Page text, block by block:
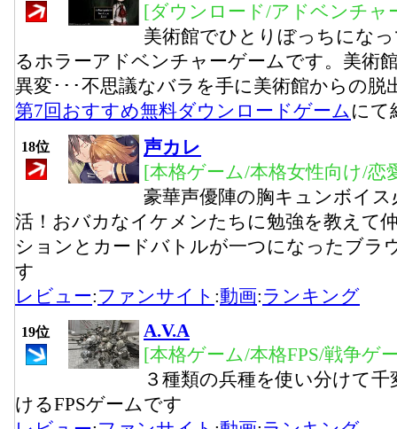
[ダウンロード/アドベンチャ
美術館でひとりぼっちにな
るホラーアドベンチャーゲームです。美術
異変･･･不思議なバラを手に美術館からの脱
第7回おすすめ無料ダウンロードゲームにて
18位
声カレ
[本格ゲーム/本格女性向け/恋
豪華声優陣の胸キュンボイ
活！おバカなイケメンたちに勉強を教えて
ションとカードバトルが一つになったブラ
す
レビュー:ファンサイト :動画:ランキング
19位
A.V.A
[本格ゲーム/本格FPS/戦争ゲ
３種類の兵種を使い分けて
けるFPSゲームです